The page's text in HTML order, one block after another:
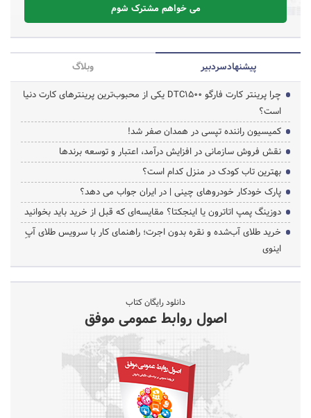
می خواهم مشترک شوم
پیشنهاد‌سردبیر
وبلاگ
چرا پرینتر کارت فارگو DTC1500 یکی از محبوب‌ترین پرینترهای کارت دنیا
است؟
کمیسیون راننده تپسی در همدان صفر شد!
نقش فروش سازمانی در افزایش درآمد، اعتبار و توسعه برندها
بهترین تاب کودک در منزل کدام است؟
پارک خودکار خودروهای چینی | در ایران جواب می دهد؟
دوزینگ پمپ اتاترون یا اینجکتا؟ مقایسه‌ای که قبل از خرید باید بخوانید
خرید طلای آب‌شده و نقره بدون اجرت؛ راهنمای کار با سرویس طلای آپِ
اینوی
دانلود رایگان کتاب
اصول روابط عمومی موفق